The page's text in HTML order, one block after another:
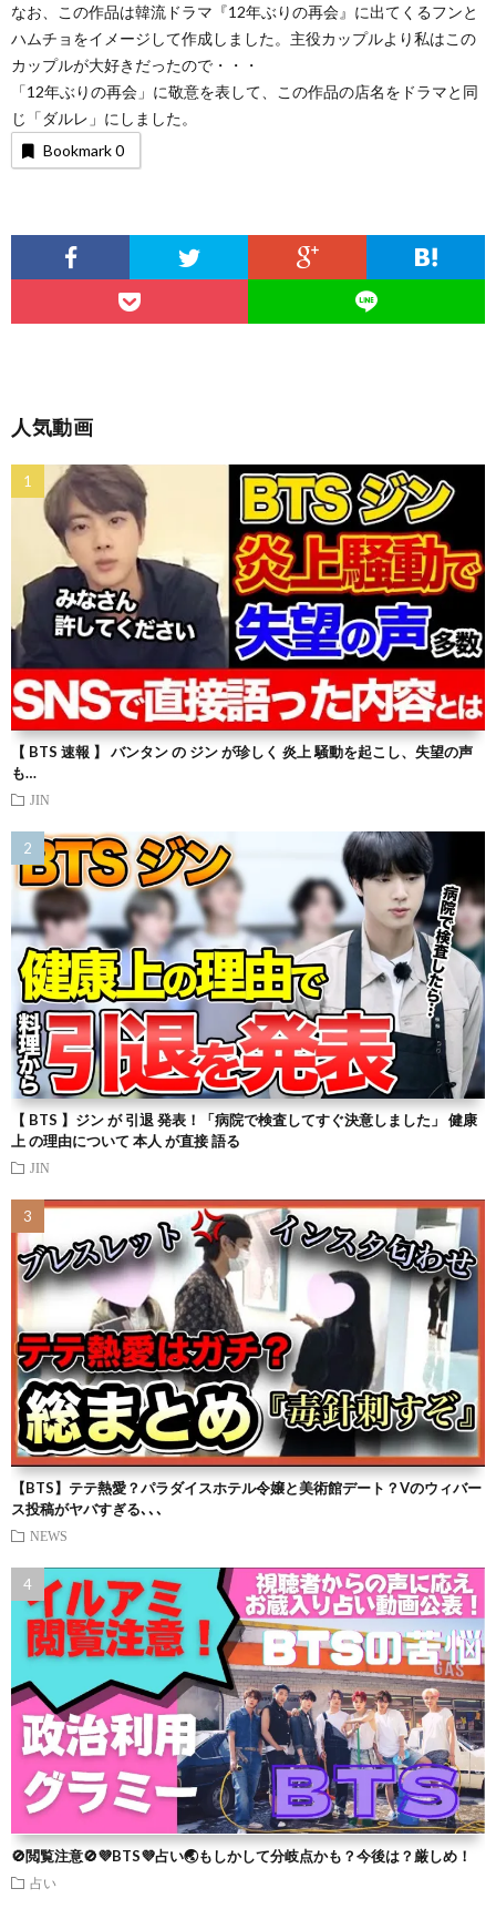
なお、この作品は韓流ドラマ『12年ぶりの再会』に出てくるフンと
ハムチョをイメージして作成しました。主役カップルより私はこの
カップルが大好きだったので・・・
「12年ぶりの再会」に敬意を表して、この作品の店名をドラマと同
じ「ダルレ」にしました。
Bookmark0
人気動画
【 BTS 速報 】 バンタン の ジン が珍しく 炎上 騒動を起こし、失望の声
も…
JIN
【 BTS 】ジン が 引退 発表！「病院で検査してすぐ決意しました」 健康
上 の理由について 本人 が直接 語る
JIN
【BTS】テテ熱愛？パラダイスホテル令嬢と美術館デート？Vのウィバー
ス投稿がヤバすぎる､､､
NEWS
🚫閲覧注意🚫💜BTS💜占い🌏もしかして分岐点かも？今後は？厳しめ！
占い